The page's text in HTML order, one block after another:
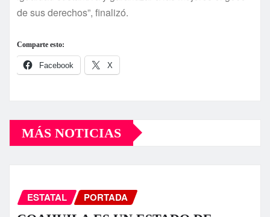
de sus derechos”, finalizó.
Comparte esto:
Facebook X
MÁS NOTICIAS
ESTATAL PORTADA